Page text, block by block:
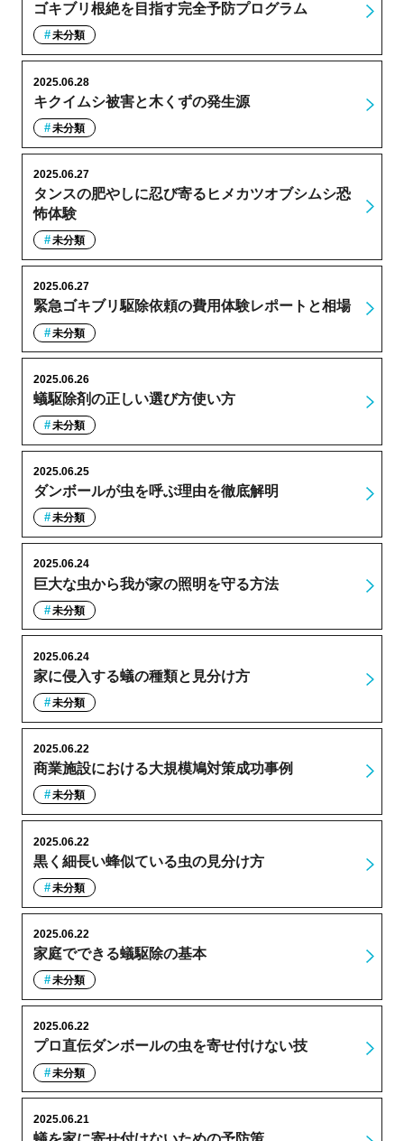
ゴキブリ根絶を目指す完全予防プログラム
未分類
キクイムシ被害と木くずの発生源
2025.06.28
未分類
タンスの肥やしに忍び寄るヒメカツオブシムシ恐
怖体験
2025.06.27
未分類
緊急ゴキブリ駆除依頼の費用体験レポートと相場
2025.06.27
未分類
蟻駆除剤の正しい選び方使い方
2025.06.26
未分類
ダンボールが虫を呼ぶ理由を徹底解明
2025.06.25
未分類
巨大な虫から我が家の照明を守る方法
2025.06.24
未分類
家に侵入する蟻の種類と見分け方
2025.06.24
未分類
商業施設における大規模鳩対策成功事例
2025.06.22
未分類
黒く細長い蜂似ている虫の見分け方
2025.06.22
未分類
家庭でできる蟻駆除の基本
2025.06.22
未分類
プロ直伝ダンボールの虫を寄せ付けない技
2025.06.22
未分類
2025.06.21